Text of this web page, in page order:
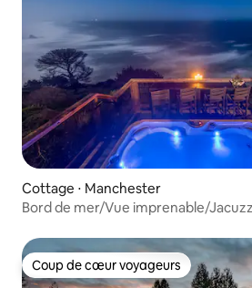
Cottage ⋅ Manchester
Bord de mer/Vue imprenable/
Coup de cœur voyageurs
Coup de cœur voyageurs